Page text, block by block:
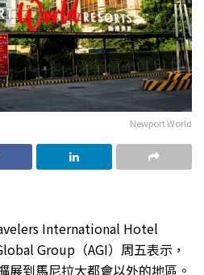
Newport World
International Hotel
Group（AGI）周五表示，
展到馬尼拉大都會以外的地區。